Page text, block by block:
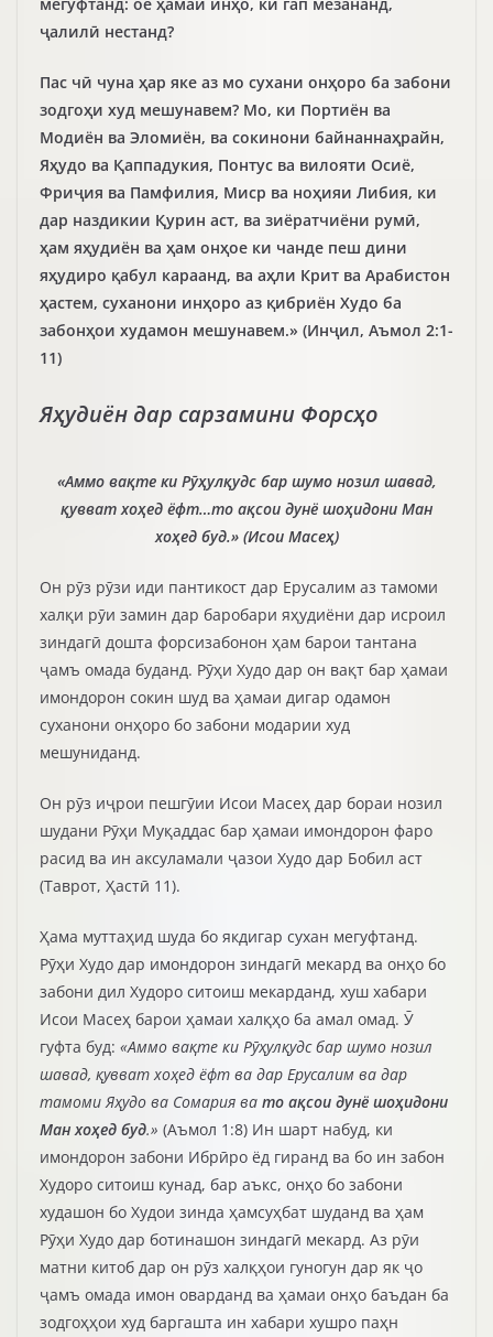
ҷалилӣ нестанд?
Пас чӣ чуна ҳар яке аз мо сухани онҳоро ба забони
зодгоҳи худ мешунавем? Мо, ки Портиён ва
Модиён ва Эломиён, ва сокинони байнаннаҳрайн,
Яҳудо ва Қаппадукия, Понтус ва вилояти Осиё,
Фриҷия ва Памфилия, Миср ва ноҳияи Либия, ки
дар наздикии Қурин аст, ва зиёратчиёни румӣ,
ҳам яҳудиён ва ҳам онҳое ки чанде пеш дини
яҳудиро қабул караанд, ва аҳли Крит ва Арабистон
ҳастем, суханони инҳоро аз қибриён Худо ба
забонҳои худамон мешунавем.» (Инҷил, Аъмол 2:1-
11)
Яҳудиён дар сарзамини Форсҳо
«Аммо вақте ки Рӯҳулқудс бар шумо нозил шавад,
қувват хоҳед ёфт…то ақсои дунё шоҳидони Ман
хоҳед буд.» (Исои Масеҳ)
Он рӯз рӯзи иди пантикост дар Ерусалим аз тамоми
халқи рӯи замин дар баробари яҳудиёни дар исроил
зиндагӣ дошта форсизабонон ҳам барои тантана
ҷамъ омада буданд. Рӯҳи Худо дар он вақт бар ҳамаи
имондорон сокин шуд ва ҳамаи дигар одамон
суханони онҳоро бо забони модарии худ
мешуниданд.
Он рӯз иҷрои пешгӯии Исои Масеҳ дар бораи нозил
шудани Рӯҳи Муқаддас бар ҳамаи имондорон фаро
расид ва ин аксуламали ҷазои Худо дар Бобил аст
(Таврот, Ҳастӣ 11).
Ҳама муттаҳид шуда бо якдигар сухан мегуфтанд.
Рӯҳи Худо дар имондорон зиндагӣ мекард ва онҳо бо
забони дил Худоро ситоиш мекарданд, хуш хабари
Исои Масеҳ барои ҳамаи халқҳо ба амал омад. Ӯ
гуфта буд: «Аммо вақте ки Рӯҳулқудс бар шумо нозил
шавад, қувват хоҳед ёфт ва дар Ерусалим ва дар
тамоми Яҳудо ва Сомария ва то ақсои дунё шоҳидони
Ман хоҳед буд.» (Аъмол 1:8) Ин шарт набуд, ки
имондорон забони Ибрӣро ёд гиранд ва бо ин забон
Худоро ситоиш кунад, бар аъкс, онҳо бо забони
худашон бо Худои зинда ҳамсуҳбат шуданд ва ҳам
Рӯҳи Худо дар ботинашон зиндагӣ мекард. Аз рӯи
матни китоб дар он рӯз халқҳои гуногун дар як ҷо
ҷамъ омада имон оварданд ва ҳамаи онҳо баъдан ба
зодгоҳҳои худ баргашта ин хабари хушро паҳн